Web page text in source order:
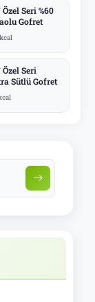
Özel Seri %60
Gofret
kcal
Özel Seri
Sütlü Gofret